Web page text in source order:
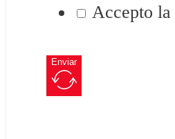
Accepto la
Enviar